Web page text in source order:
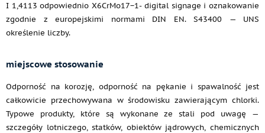
I 1,4113 odpowiednio X6CrMo17−1- digital signage i oznakowanie
zgodnie z europejskimi normami DIN EN. S43400 — UNS
określenie liczby.
miejscowe stosowanie
Odporność na korozję, odporność na pękanie i spawalność jest
całkowicie przechowywana w środowisku zawierającym chlorki.
Typowe produkty, które są wykonane ze stali pod uwagę —
szczegóły lotniczego, statków, obiektów jądrowych, chemicznych